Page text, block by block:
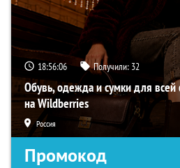
18:56:05 Получили: 32
Обувь, одежда и сумки для всей
на Wildberries
Россия
Промокод